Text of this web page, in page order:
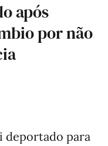
após
por não
deportado para